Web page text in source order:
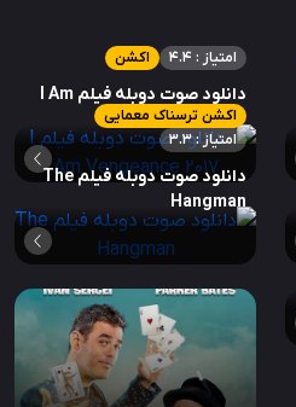
اکشن امتیاز : 4.4
دانلود صوت دوبله فیلم I Am
Vengeance 2017
اکشن ترسناک معمایی
امتیاز : 3.3
دانلود صوت دوبله فیلم The
Hangman